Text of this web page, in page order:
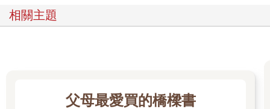
相關主題
父母最愛買的橋樑書